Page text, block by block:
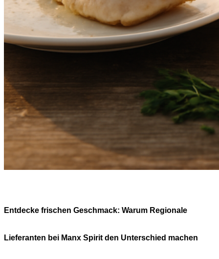
Entdecke frischen Geschmack: Warum Regionale
Lieferanten bei Manx Spirit den Unterschied machen